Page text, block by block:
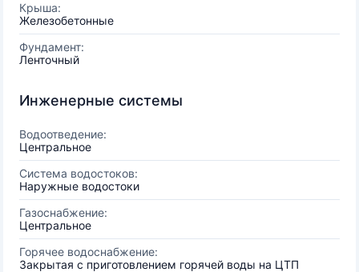
Крыша:
Железобетонные
Фундамент:
Ленточный
Инженерные системы
Водоотведение:
Центральное
Система водостоков:
Наружные водостоки
Газоснабжение:
Центральное
Горячее водоснабжение:
Закрытая с приготовлением горячей воды на ЦТП